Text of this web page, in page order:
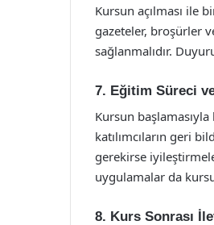
Kursun açılması ile
gazeteler, broşürler
sağlanmalıdır.
7. Eğitim Süreci
Kursun
katılımcıların geri
gerekirse
uygulamalar da
8. Kurs Sonrası